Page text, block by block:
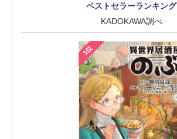
ベストセラーランキング
KADOKAWA調べ
1位